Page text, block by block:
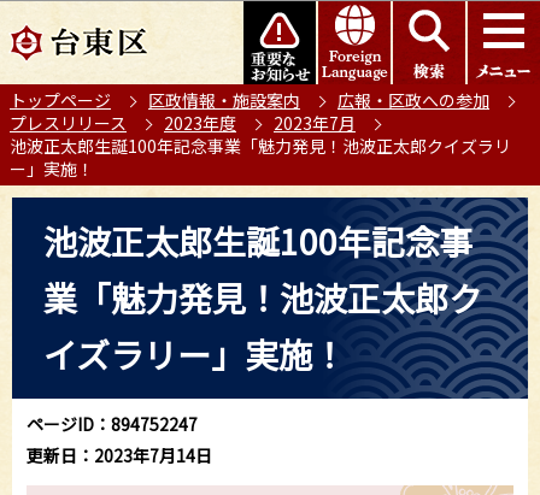
の
ー
ジ
の
先
このページの本文へ移動
トップページ 区政情報・施設案内
広報・区政への参加
プレスリリース
2023年度
2023年7月
池波正太郎生誕100年記念事業「魅力発見！池波正太郎クイズラリ
ー」実施！
池波正太郎生誕100年記念事
業「魅力発見！池波正太郎ク
イズラリー」実施！
ページID：894752247
更新日：2023年7月14日